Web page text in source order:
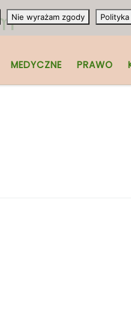
MEDYCZNE PRAWO
Nie wyrażam zgody